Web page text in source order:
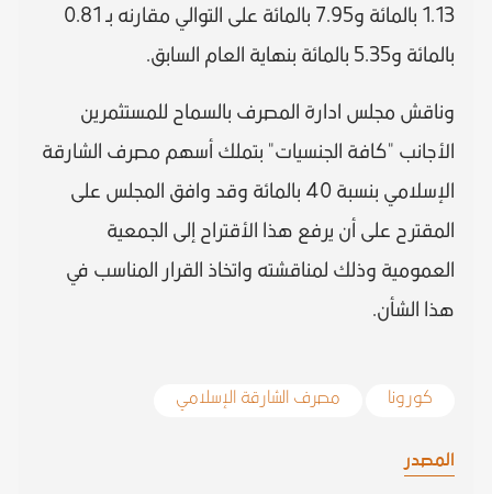
1.13 بالمائة و7.95 بالمائة على التوالي مقارنه بـ 0.81
بالمائة و5.35 بالمائة بنهاية العام السابق.
وناقش مجلس ادارة المصرف بالسماح للمستثمرين
الأجانب "كافة الجنسيات" بتملك أسهم مصرف الشارقة
الإسلامي بنسبة 40 بالمائة وقد وافق المجلس على
المقترح على أن يرفع هذا الأقتراح إلى الجمعية
العمومية وذلك لمناقشته واتخاذ القرار المناسب في
هذا الشأن.
كورونا مصرف الشارقة الإسلامي
المصدر